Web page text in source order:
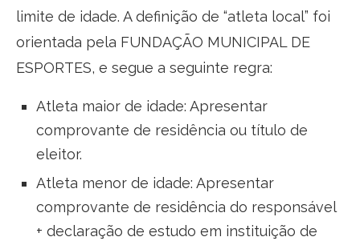
limite de idade. A definição de “atleta local” foi
orientada pela FUNDAÇÃO MUNICIPAL DE
ESPORTES, e segue a seguinte regra:
Atleta maior de idade: Apresentar
comprovante de residência ou título de
eleitor.
Atleta menor de idade: Apresentar
comprovante de residência do responsável
+ declaração de estudo em instituição de